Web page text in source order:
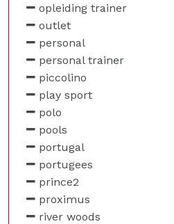
opleiding trainer
outlet
personal
personal trainer
piccolino
play sport
polo
pools
portugal
portugees
prince2
proximus
river woods